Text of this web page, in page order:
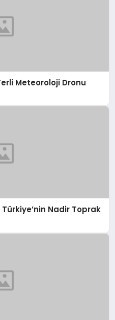
Meteoroloji Dronu
Türkiye’nin Nadir Toprak